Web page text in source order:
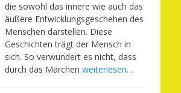
die sowohl das innere wie auch das
äußere Entwicklungsgeschehen des
Menschen darstellen. Diese
Geschichten trägt der Mensch in
sich. So verwundert es nicht, dass
durch das Märchen weiterlesen…